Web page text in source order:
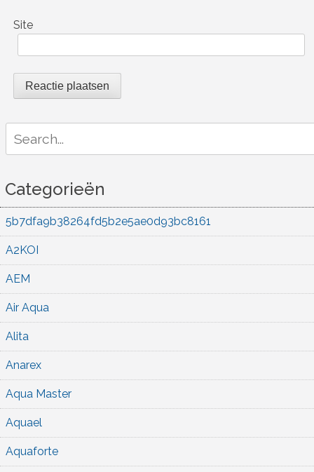
Site
for:
Categorieën
5b7dfa9b38264fd5b2e5ae0d93bc8161
A2KOI
AEM
Air Aqua
Alita
Anarex
Aqua Master
Aquael
Aquaforte